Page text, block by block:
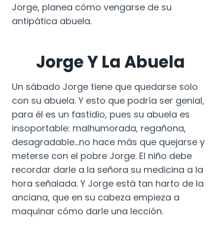
Jorge, planea cómo vengarse de su
antipática abuela.
Jorge Y La Abuela
Un sábado Jorge tiene que quedarse solo
con su abuela. Y esto que podría ser genial,
para él es un fastidio, pues su abuela es
insoportable: malhumorada, regañona,
desagradable…no hace más que quejarse y
meterse con el pobre Jorge. El niño debe
recordar darle a la señora su medicina a la
hora señalada. Y Jorge está tan harto de la
anciana, que en su cabeza empieza a
maquinar cómo darle una lección.